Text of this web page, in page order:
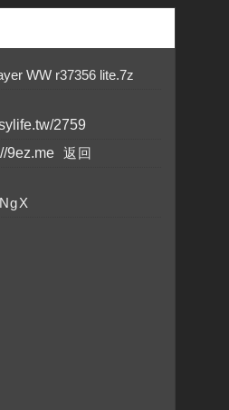
WW r37356 lite.7z
2759
9ez.me